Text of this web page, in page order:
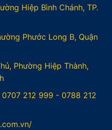
Hiệp Bình Chánh, TP.
Phước Long B, Quận
Phường Hiệp Thành,
0707 212 999 - 0788 212